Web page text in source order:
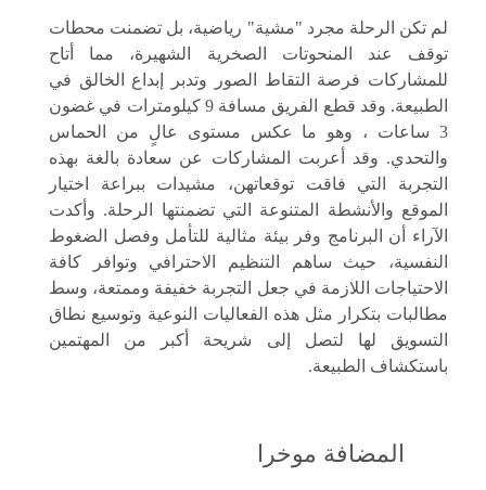
لم تكن الرحلة مجرد "مشية" رياضية، بل تضمنت محطات
توقف عند المنحوتات الصخرية الشهيرة، مما أتاح
للمشاركات فرصة التقاط الصور وتدبر إبداع الخالق في
الطبيعة. وقد قطع الفريق مسافة 9 كيلومترات في غضون
3 ساعات ، وهو ما عكس مستوى عالٍ من الحماس
والتحدي. وقد أعربت المشاركات عن سعادة بالغة بهذه
التجربة التي فاقت توقعاتهن، مشيدات ببراعة اختيار
الموقع والأنشطة المتنوعة التي تضمنتها الرحلة. وأكدت
الآراء أن البرنامج وفر بيئة مثالية للتأمل وفصل الضغوط
النفسية، حيث ساهم التنظيم الاحترافي وتوافر كافة
الاحتياجات اللازمة في جعل التجربة خفيفة وممتعة، وسط
مطالبات بتكرار مثل هذه الفعاليات النوعية وتوسيع نطاق
التسويق لها لتصل إلى شريحة أكبر من المهتمين
باستكشاف الطبيعة.
المضافة موخرا